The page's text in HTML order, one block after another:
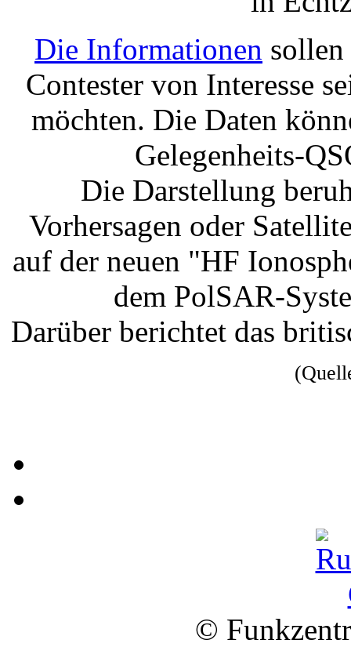
Die Informationen
Contester von Interesse
möchten. Die Daten
Gelegenheits-
Die Darstellung
Vorhersagen oder
auf der neuen "HF
dem PolSAR-
Darüber berichtet das
©